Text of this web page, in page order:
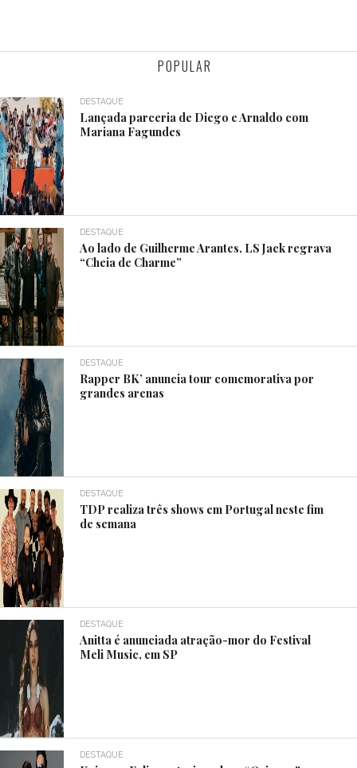
POPULAR
DESTAQUE
Lançada parceria de Diego e Arnaldo com
Mariana Fagundes
DESTAQUE
Ao lado de Guilherme Arantes, LS Jack regrava
“Cheia de Charme”
DESTAQUE
Rapper BK’ anuncia tour comemorativa por
grandes arenas
DESTAQUE
TDP realiza três shows em Portugal neste fim
de semana
DESTAQUE
Anitta é anunciada atração-mor do Festival
Meli Music, em SP
DESTAQUE